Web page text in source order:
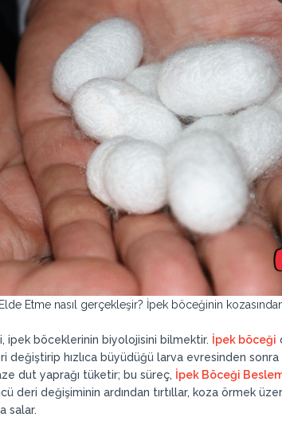
Etme nasıl gerçekleşir? İpek böceğinin
ipek böceklerinin biyolojisini bilmektir. İpek böceği
değiştirip hızlıca büyüdüğü larva evresinden
dut yaprağı tüketir; bu süreç, İpek Böceği
deri değişiminin ardından tırtıllar, koza örmek
salar.